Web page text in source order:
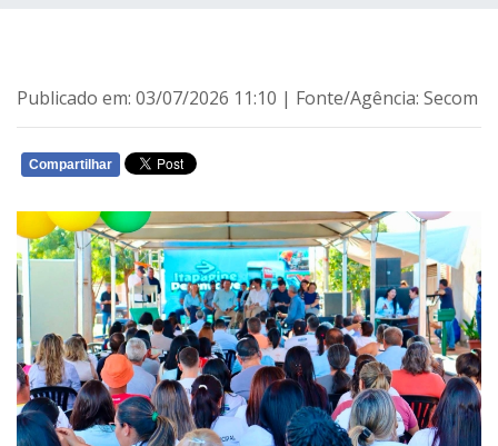
Publicado em: 03/07/2026 11:10 | Fonte/Agência: Secom
Compartilhar